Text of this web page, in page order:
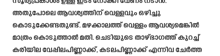
അതുപോലെ ആവശ്യത്തിന് വെള്ളവും ഒഴിച്ചു
കൊടുക്കേണ്ടതുണ്ട്. മഴക്കാലത്ത് വെള്ളം ആവശ്യമെങ്കിൽ
മാത്രം കൊടുത്താൽ മതി. ചെടിയുടെ താഴ്ഭാഗത്ത് കുറച്ച്
കരിയില വേപ്പിലപിണ്ണാക്ക്, കടലപിണ്ണാക്ക് എന്നിവ ചേർത്ത